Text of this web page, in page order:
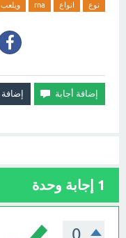
نوع انواع rna ويلعب
1 إجابة وحدة